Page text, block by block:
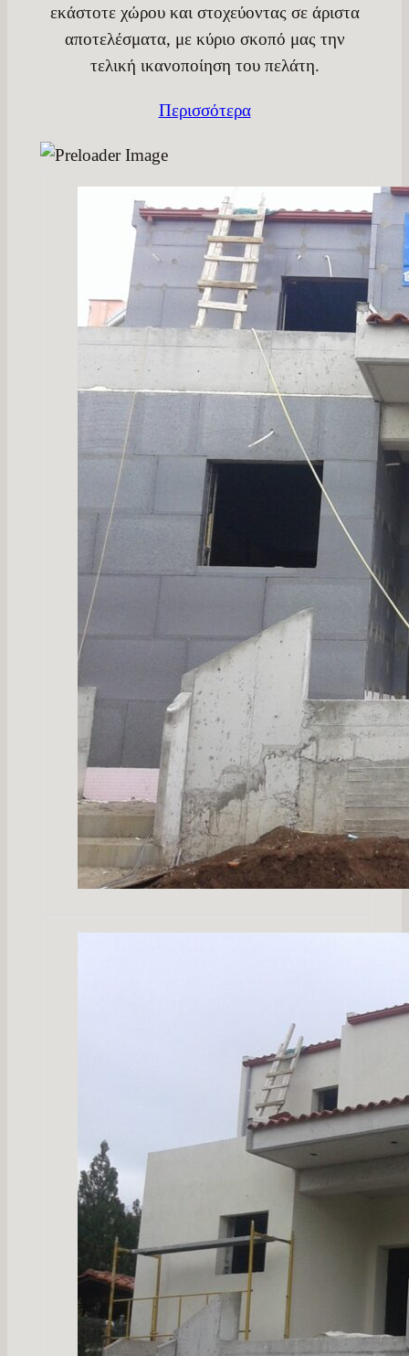
εκάστοτε χώρου και στοχεύοντας σε άριστα
αποτελέσματα, με κύριο σκοπό μας την
τελική ικανοποίηση του πελάτη.
Περισσότερα